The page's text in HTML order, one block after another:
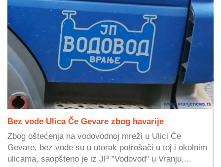
Bez vode Ulica Če Gevare zbog havarije
Zbog oštećenja na vodovodnoj mreži u Ulici Če
Gevare, bez vode su u utorak potrošači u toj i okolnim
ulicama, saopšteno je iz JP "Vodovod" u Vranju....